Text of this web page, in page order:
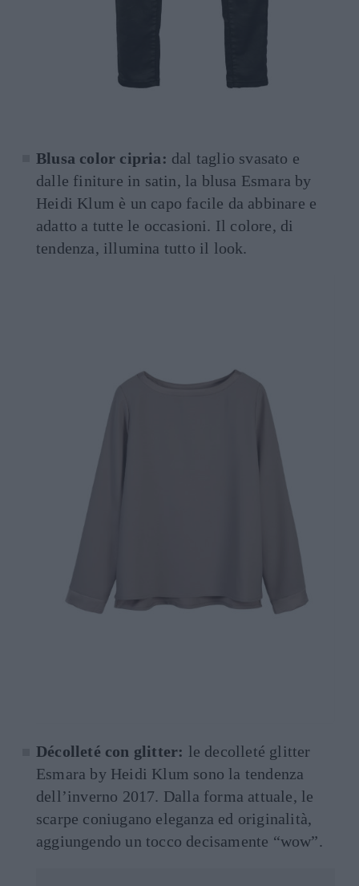
Blusa color cipria: dal taglio svasato e
dalle finiture in satin, la blusa Esmara by
Heidi Klum è un capo facile da abbinare e
adatto a tutte le occasioni. Il colore, di
tendenza, illumina tutto il look.
Décolleté con glitter: le decolleté glitter
Esmara by Heidi Klum sono la tendenza
dell’inverno 2017. Dalla forma attuale, le
scarpe coniugano eleganza ed originalità,
aggiungendo un tocco decisamente “wow”.